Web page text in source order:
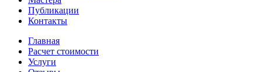
Публикации
Контакты
Главная
Расчет стоимости
Услуги